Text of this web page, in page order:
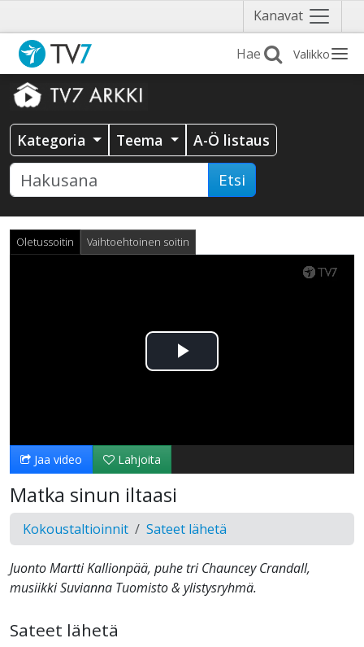
Kanavat Näytä
valikko
Valikko
Kategoria Teema A-Ö listaus
Etsi
Oletussoitin Vaihtoehtoinen soitin
Toista
Jaa video Lahjoita
Matka sinun iltaasi
Kokoustaltioinnit Sateet lähetä
Juonto Martti Kallionpää, puhe tri Chauncey Crandall,
musiikki Suvianna Tuomisto & ylistysryhmä.
Sateet lähetä